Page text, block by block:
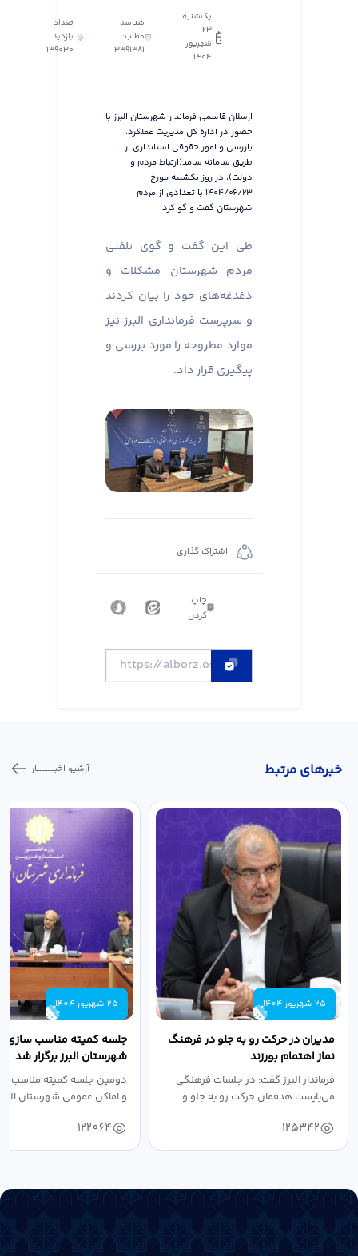
یک‌شنبه
23
شهریور
1404
شناسه
مطلب:
3391381
تعداد
بازدید :
139030
ارسلان قاسمی فرماندار شهرستان البرز با
حضور در اداره کل مدیریت عملکرد،
بازرسی و امور حقوقی استانداری از
طریق سامانه سامد(ارتباط مردم و
دولت)، در روز یکشنبه مورخ
۱۴۰۴/۰۶/۲۳ با تعدادی از مردم
شهرستان گفت و گو کرد.
طی این گفت و گوی تلفنی
مردم شهرستان مشکلات و
دغدغه‌های خود را بیان کردند
و سرپرست فرمانداری البرز نیز
موارد مطروحه را مورد بررسی و
پیگیری قرار داد.
اشتراک گذاری
چاپ
کردن
خبر‌های مرتبط آرشیو اخبـــــــــــار
25 شهریور 1404
مدیران در حرکت رو به جلو در فرهنگ
نماز اهتمام بورزند
فرماندار البرز گفت: در جلسات فرهنگی
می‌بایست هدفمان حرکت رو به جلو و
125342
25 شهریور 1404
جلسه کمیته مناسب سازی
شهرستان البرز برگزار شد
دومین جلسه کمیته مناسب
و اماکن عمومی شهرستان
122064